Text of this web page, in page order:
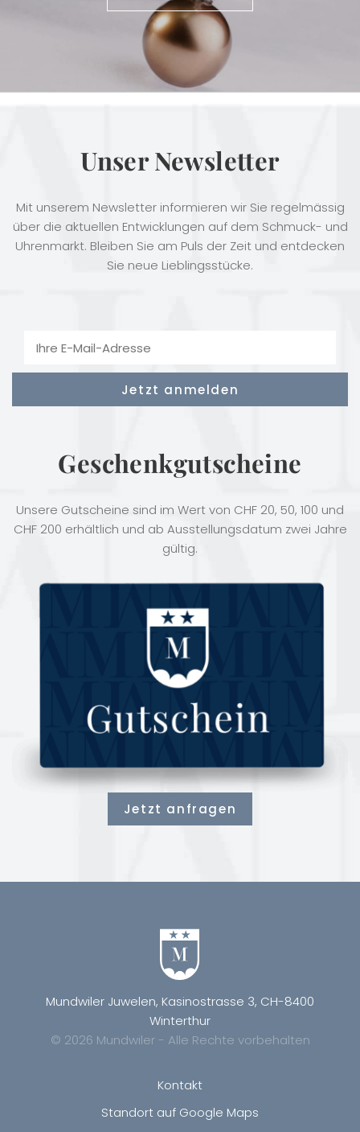
Unser Newsletter
Mit unserem Newsletter informieren wir Sie regelmässig
über die aktuellen Entwicklungen auf dem Schmuck- und
Uhrenmarkt. Bleiben Sie am Puls der Zeit und entdecken
Sie neue Lieblingsstücke.
Geschenkgutscheine
Unsere Gutscheine sind im Wert von CHF 20, 50, 100 und
CHF 200 erhältlich und ab Ausstellungsdatum zwei Jahre
gültig.
Jetzt anfragen
Mundwiler Juwelen, Kasinostrasse 3, CH-8400
Winterthur
© 2026 Mundwiler - Alle Rechte vorbehalten
Kontakt
Standort auf Google Maps